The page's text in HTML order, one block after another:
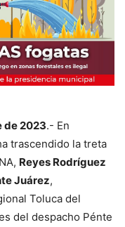
de 2023.- En
trascendido la treta
Reyes Rodríguez
Juárez,
Toluca del
del despacho Pénte